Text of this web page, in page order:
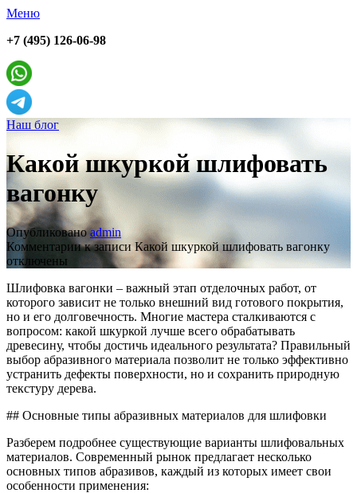
Меню
+7 (495) 126-06-98
Наш блог
Какой шкуркой шлифовать
вагонку
Опубликовано admin
Комментариик записи Какой шкуркой шлифовать вагонку
отключены
Шлифовка вагонки – важный этап отделочных работ, от
которого зависит не только внешний вид готового покрытия,
но и его долговечность. Многие мастера сталкиваются с
вопросом: какой шкуркой лучше всего обрабатывать
древесину, чтобы достичь идеального результата? Правильный
выбор абразивного материала позволит не только эффективно
устранить дефекты поверхности, но и сохранить природную
текстуру дерева.
## Основные типы абразивных материалов для шлифовки
Разберем подробнее существующие варианты шлифовальных
материалов. Современный рынок предлагает несколько
основных типов абразивов, каждый из которых имеет свои
особенности применения: